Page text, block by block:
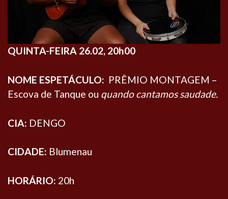
QUINTA-FEIRA 26.02, 20h00
NOME ESPETÁCULO: PRÊMIO MONTAGEM –
Escova de Tanque ou quando cantamos saudade.
CIA: DENGO
CIDADE: Blumenau
HORÁRIO: 20h